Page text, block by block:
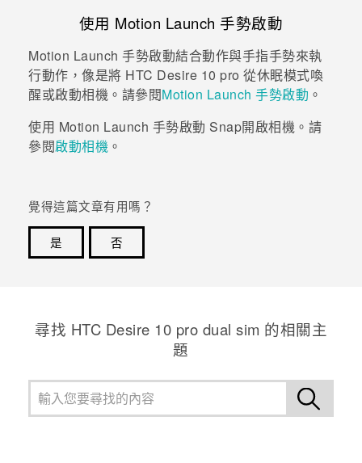
使用 Motion Launch 手勢啟動
Motion Launch 手勢啟動結合動作與手指手勢來執
行動作，像是將 HTC Desire 10 pro 從休眠模式喚
醒或啟動相機。請參閱Motion Launch 手勢啟動 。
使用 Motion Launch 手勢啟動 Snap開啟相機 。請
參閱啟動相機 。
覺得這篇文章有用嗎？
是
否
尋找 HTC Desire 10 pro dual sim 的相關主
題